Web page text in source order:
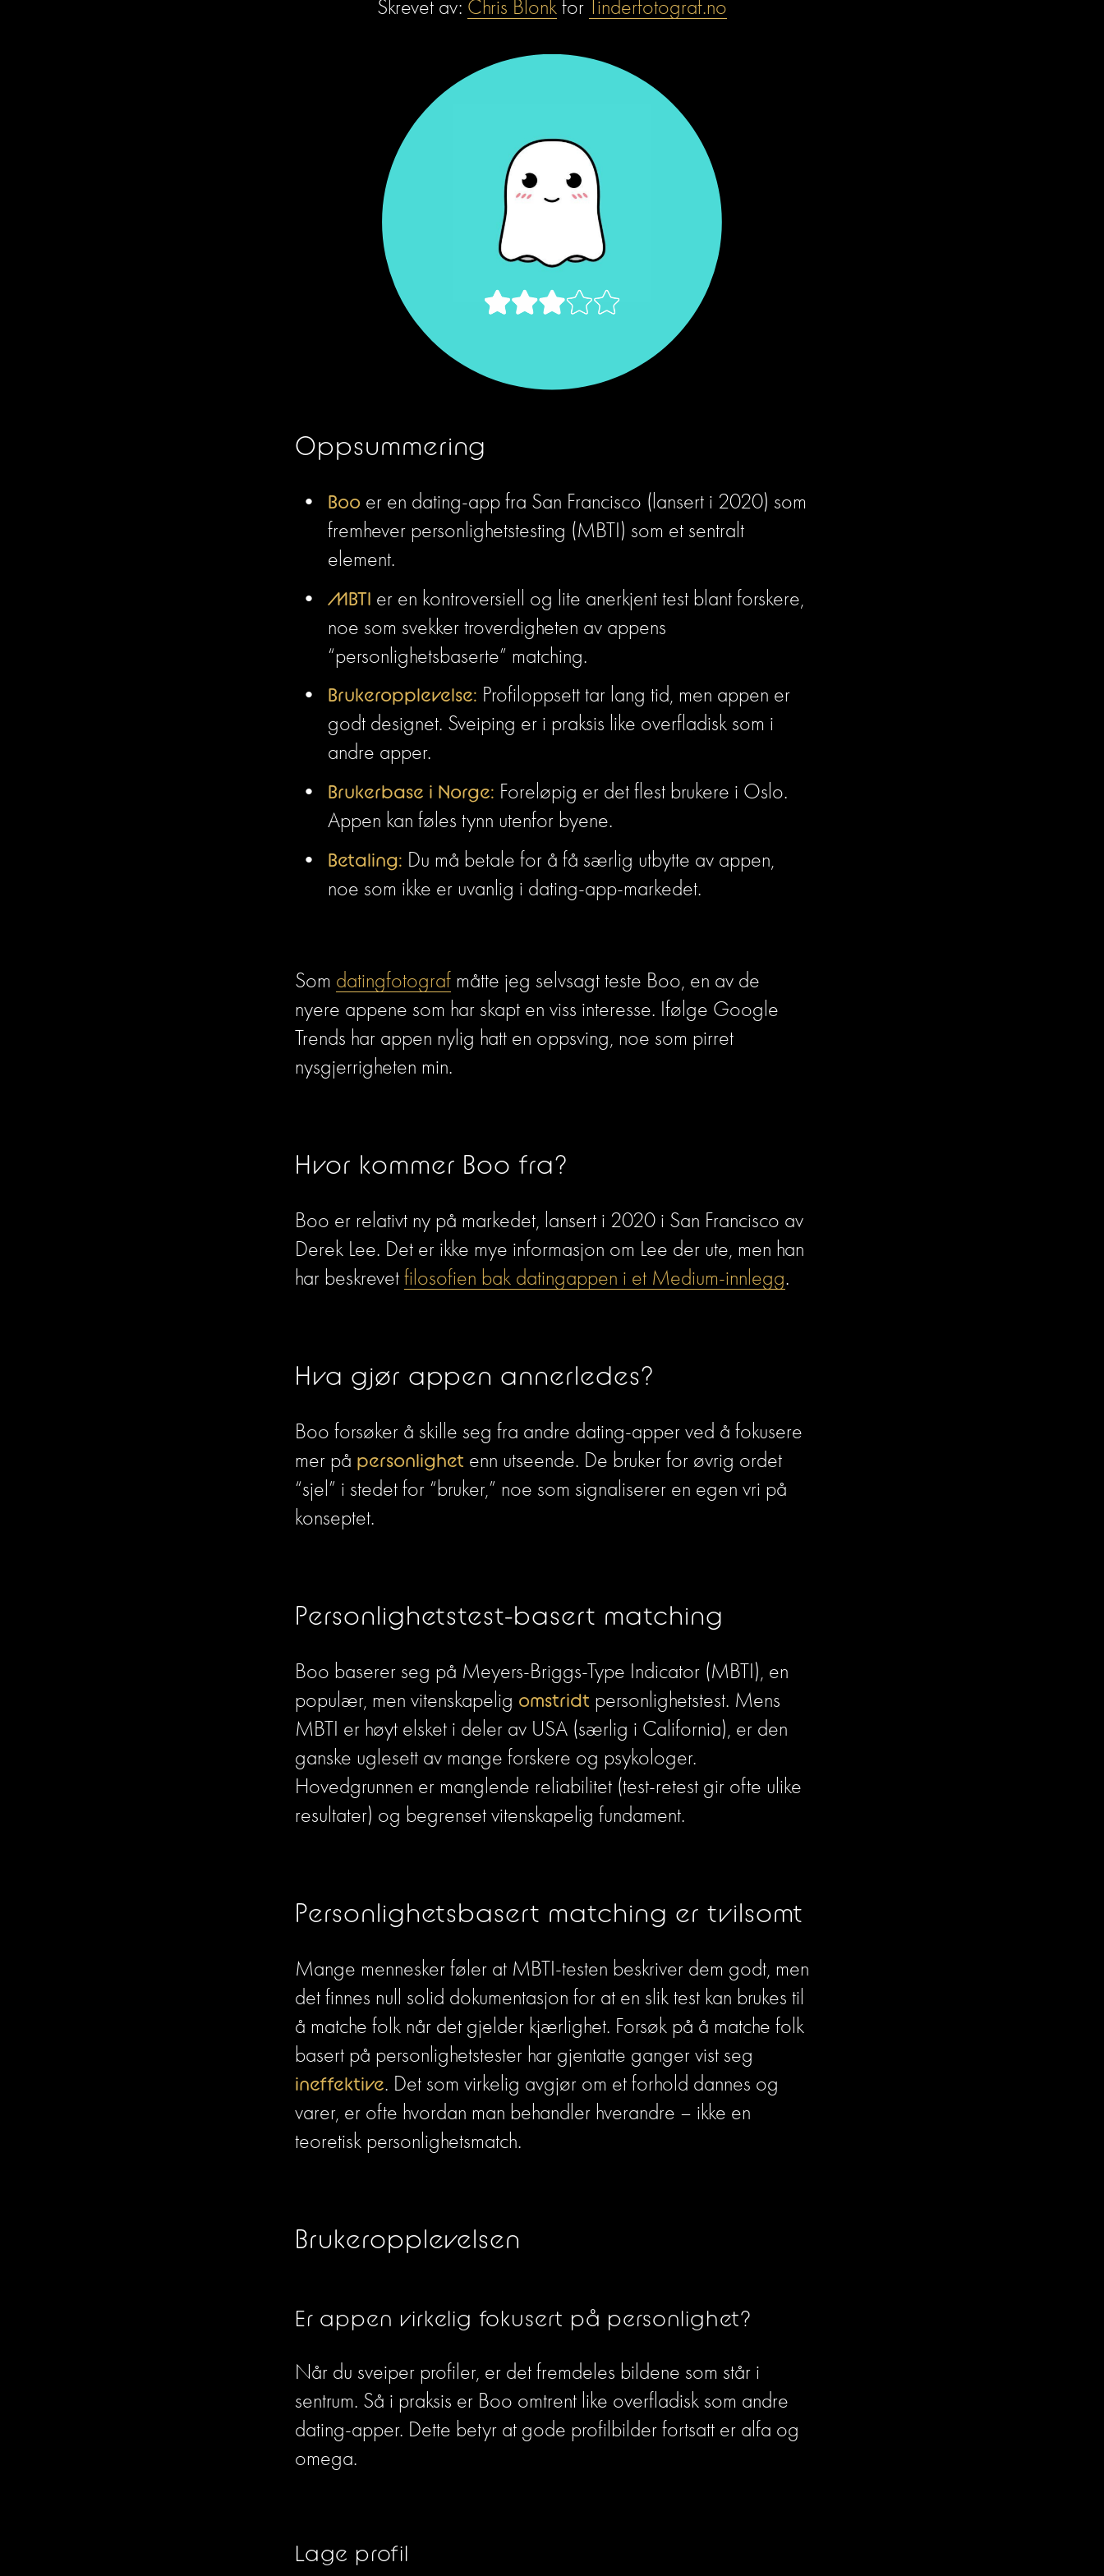
Skrevet av: Chris Blonk for Tinderfotograf.no
Oppsummering
Boo er en dating-app fra San Francisco (lansert i 2020) som
fremhever personlighetstesting (MBTI) som et sentralt
element.
MBTI er en kontroversiell og lite anerkjent test blant forskere,
noe som svekker troverdigheten av appens
“personlighetsbaserte” matching.
Brukeropplevelse: Profiloppsett tar lang tid, men appen er
godt designet. Sveiping er i praksis like overfladisk som i
andre apper.
Brukerbase i Norge: Foreløpig er det flest brukere i Oslo.
Appen kan føles tynn utenfor byene.
Betaling: Du må betale for å få særlig utbytte av appen,
noe som ikke er uvanlig i dating-app-markedet.
Som datingfotograf måtte jeg selvsagt teste Boo, en av de
nyere appene som har skapt en viss interesse. Ifølge Google
Trends har appen nylig hatt en oppsving, noe som pirret
nysgjerrigheten min.
Hvor kommer Boo fra?
Boo er relativt ny på markedet, lansert i 2020 i San Francisco av
Derek Lee. Det er ikke mye informasjon om Lee der ute, men han
har beskrevet filosofien bak datingappen i et Medium-innlegg.
Hva gjør appen annerledes?
Boo forsøker å skille seg fra andre dating-apper ved å fokusere
mer på personlighet enn utseende. De bruker for øvrig ordet
“sjel” i stedet for “bruker,” noe som signaliserer en egen vri på
konseptet.
Personlighetstest-basert matching
Boo baserer seg på Meyers-Briggs-Type Indicator (MBTI), en
populær, men vitenskapelig omstridt personlighetstest. Mens
MBTI er høyt elsket i deler av USA (særlig i California), er den
ganske uglesett av mange forskere og psykologer.
Hovedgrunnen er manglende reliabilitet (test-retest gir ofte ulike
resultater) og begrenset vitenskapelig fundament.
Personlighetsbasert matching er tvilsomt
Mange mennesker føler at MBTI-testen beskriver dem godt, men
det finnes null solid dokumentasjon for at en slik test kan brukes til
å matche folk når det gjelder kjærlighet. Forsøk på å matche folk
ineffektive. Det som virkelig avgjør om et forhold dannes og
varer, er ofte hvordan man behandler hverandre – ikke en
teoretisk personlighetsmatch.
Brukeropplevelsen
Er appen virkelig fokusert på personlighet?
Når du sveiper profiler, er det fremdeles bildene som står i
sentrum. Så i praksis er Boo omtrent like overfladisk som andre
dating-apper. Dette betyr at gode profilbilder fortsatt er alfa og
omega.
Lage profil